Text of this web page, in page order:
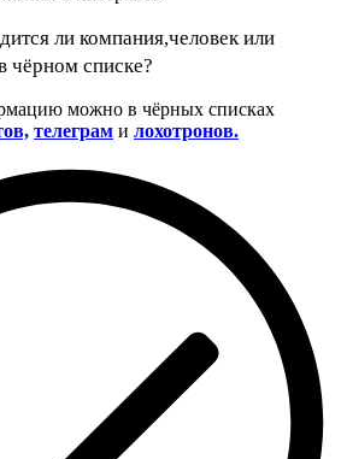
ли компания,человек или
чёрном списке?
можно в чёрных списках
телеграм и лохотронов.